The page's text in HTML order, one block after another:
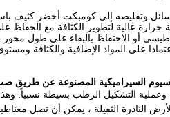
وتقليصه إلى كومبكت أخضر كثيف
عالية لتطوير الكثافة مع
أو الاحتفاظ بالبقاء على طول محور
على المواد الإضافية والكثافة
السيراميكية المصنوعة عن
التشكيل الرطب بسيطة نسبياً.